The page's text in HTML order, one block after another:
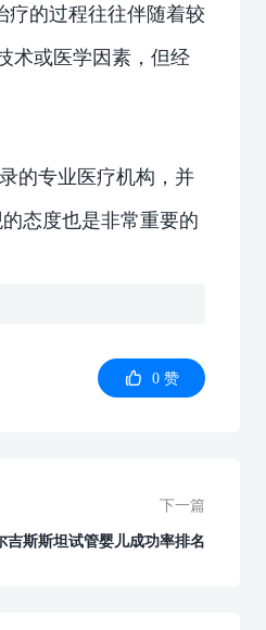
疗的过程往往伴随着较
术或医学因素，但经
的专业医疗机构，并
态度也是非常重要的
 0 赞
下一篇
吉斯斯坦试管婴儿成功率排名